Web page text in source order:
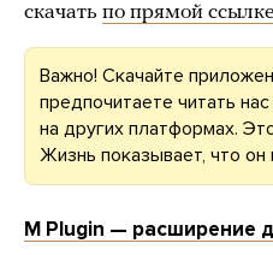
скачать по прямой ссылке
Важно! Скачайте
предпочитаете читать
на других платформах.
Жизнь показывает, что он
M Plugin — расширение